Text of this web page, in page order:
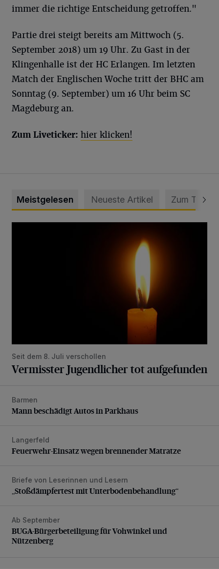
immer die richtige Entscheidung getroffen."
Partie drei steigt bereits am Mittwoch (5.
September 2018) um 19 Uhr. Zu Gast in der
Klingenhalle ist der HC Erlangen. Im letzten
Match der Englischen Woche tritt der BHC am
Sonntag (9. September) um 16 Uhr beim SC
Magdeburg an.
Zum Liveticker: hier klicken!
Meistgelesen Neueste Artikel Zum Thema
Seit dem 8. Juli verschollen
Vermisster Jugendlicher tot aufgefunden
Mann beschädigt Autos in Parkhaus
Barmen
Mann beschädigt Autos in Parkhaus
Feuerwehr-Einsatz wegen brennender Matratze
Langerfeld
Feuerwehr-Einsatz wegen brennender Matratze
„Stoßdämpfertest mit Unterbodenbehandlung“
Briefe von Leserinnen und Lesern
„Stoßdämpfertest mit Unterbodenbehandlung“
BUGA-Bürgerbeteiligung für Vohwinkel und Nützenberg
Ab September
BUGA-Bürgerbeteiligung für Vohwinkel und
Nützenberg